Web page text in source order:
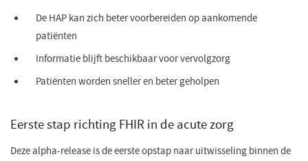
De HAP kan zich beter voorbereiden op aankomende
patiënten
Informatie blijft beschikbaar voor vervolgzorg
Patiënten worden sneller en beter geholpen
Eerste stap richting FHIR in de acute zorg
Deze alpha-release is de eerste opstap naar uitwisseling binnen de